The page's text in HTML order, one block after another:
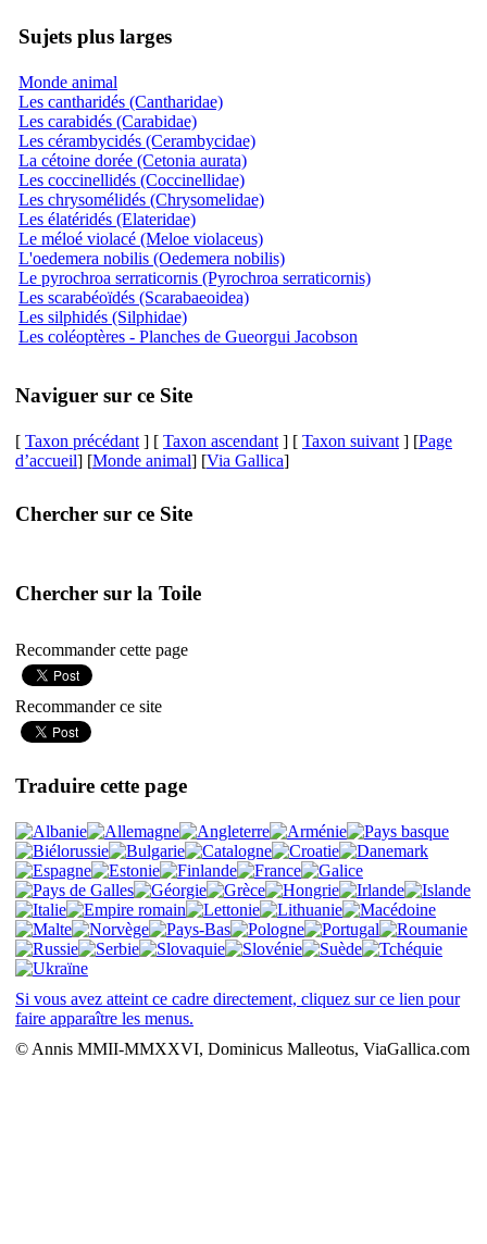
Sujets plus larges
Monde animal
Les cantharidés (Cantharidae)
Les carabidés (Carabidae)
Les cérambycidés (Cerambycidae)
La cétoine dorée (Cetonia aurata)
Les coccinellidés (Coccinellidae)
Les chrysomélidés (Chrysomelidae)
Les élatéridés (Elateridae)
Le méloé violacé (Meloe violaceus)
L'oedemera nobilis (Oedemera nobilis)
Le pyrochroa serraticornis (Pyrochroa serraticornis)
Les scarabéoïdés (Scarabaeoidea)
Les silphidés (Silphidae)
Les coléoptères - Planches de Gueorgui Jacobson
Naviguer sur ce Site
[ Taxon précédant ] [ Taxon ascendant ] [ Taxon suivant ] [Page
d’accueil] [Monde animal] [Via Gallica]
Chercher sur ce Site
Chercher sur la Toile
Recommander cette page
Recommander ce site
Traduire cette page
Si vous avez atteint ce cadre directement, cliquez sur ce lien pour
faire apparaître les menus.
© Annis MMII-MMXXVI, Dominicus Malleotus, ViaGallica.com